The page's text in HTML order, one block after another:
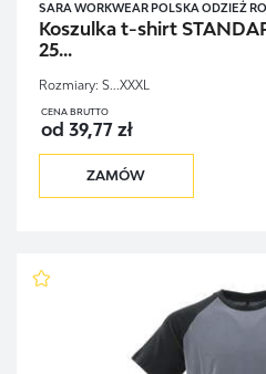
SARA WORKWEAR POLSKA ODZIEŻ
Koszulka t-shirt
25...
Rozmiary: S...XXXL
CENA BRUTTO
od 39,77 zł
ZAMÓW